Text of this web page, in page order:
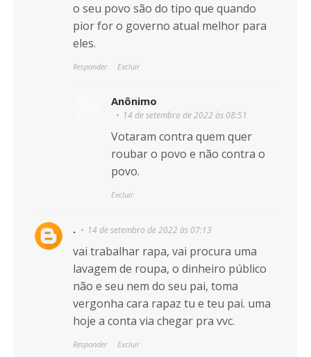
o seu povo são do tipo que quando
pior for o governo atual melhor para
eles.
Responder Excluir
Anônimo
14 de setembro de 2022 às 08:51
Votaram contra quem quer
roubar o povo e não contra o
povo.
Excluir
. 14 de setembro de 2022 às 07:13
vai trabalhar rapa, vai procura uma
lavagem de roupa, o dinheiro público
não e seu nem do seu pai, toma
vergonha cara rapaz tu e teu pai. uma
hoje a conta via chegar pra vvc.
Responder Excluir